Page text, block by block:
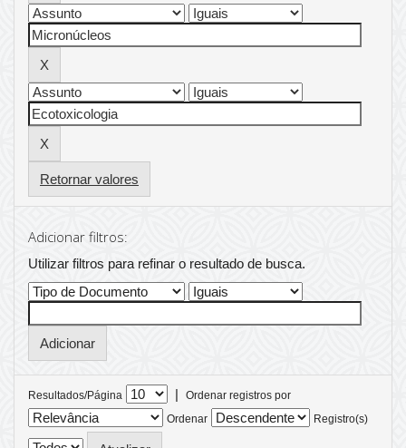
Retornar valores
Adicionar filtros:
Utilizar filtros para refinar o resultado de busca.
Resultados/Página |
Ordenar registros por
Ordenar
Registro(s)